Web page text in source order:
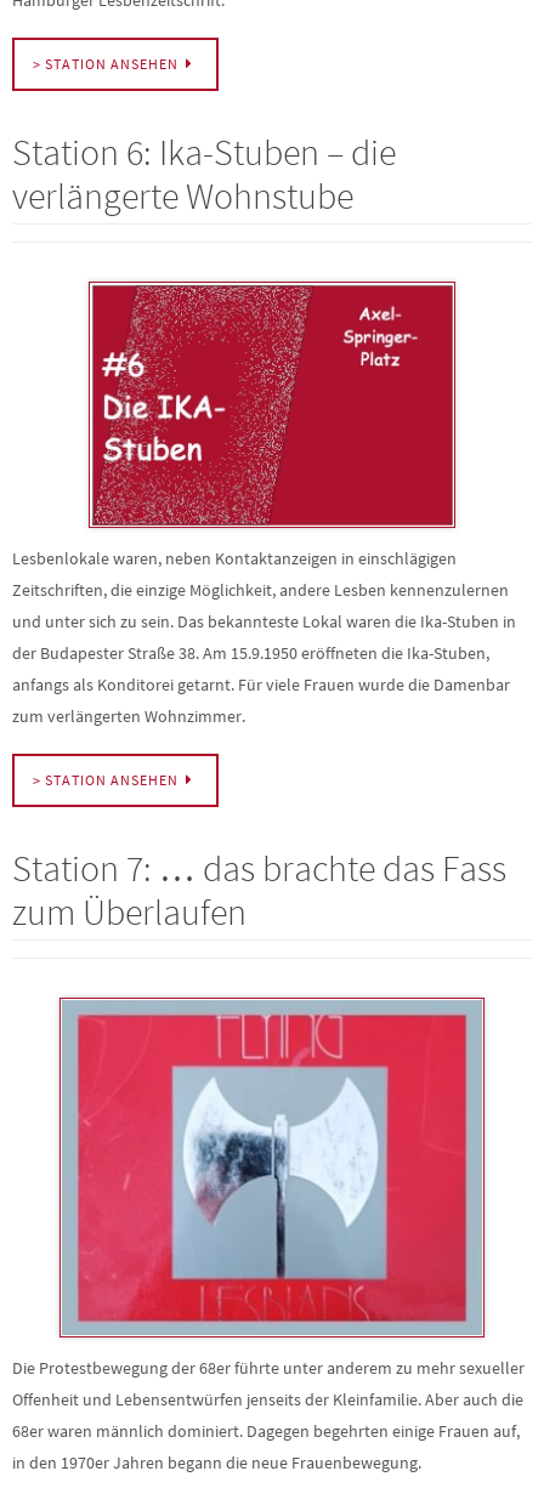
> STATION ANSEHEN
Station 6: Ika-Stuben – die
verlängerte Wohnstube
Lesbenlokale waren, neben Kontaktanzeigen in einschlägigen
Zeitschriften, die einzige Möglichkeit, andere Lesben kennenzulernen
und unter sich zu sein. Das bekannteste Lokal waren die Ika-Stuben in
der Budapester Straße 38. Am 15.9.1950 eröffneten die Ika-Stuben,
anfangs als Konditorei getarnt. Für viele Frauen wurde die Damenbar
zum verlängerten Wohnzimmer.
> STATION ANSEHEN
Station 7: … das brachte das Fass
zum Überlaufen
Die Protestbewegung der 68er führte unter anderem zu mehr sexueller
Offenheit und Lebensentwürfen jenseits der Kleinfamilie. Aber auch die
68er waren männlich dominiert. Dagegen begehrten einige Frauen auf,
in den 1970er Jahren begann die neue Frauenbewegung.